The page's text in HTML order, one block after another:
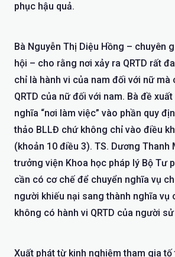
phục hậu quả.
Bà Nguyễn Thị Diệu Hồng – chuyên
hội – cho rằng nơi xảy ra QRTD rất
chỉ là hành vi của nam đối với nữ mà
QRTD của nữ đối với nam. Bà đề
nghĩa “nơi làm việc” vào phần quy
thảo BLLĐ chứ không chỉ vào điều
(khoản 10 điều 3). TS. Dương Thanh
trưởng viện Khoa học pháp lý Bộ Tư
cần có cơ chế để chuyển nghĩa vụ
người khiếu nại sang thành nghĩa vụ
không có hành vi QRTD của người
Xuất phát từ kinh nghiệm tham gia tố